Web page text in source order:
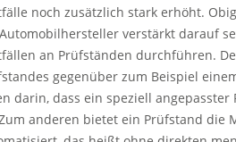
noch zusätzlich stark erhöht.
verstärkt darauf
an Prüfständen durchführen.
gegenüber zum Beispiel
darin, dass ein speziell
anderen bietet ein Prüfstand die